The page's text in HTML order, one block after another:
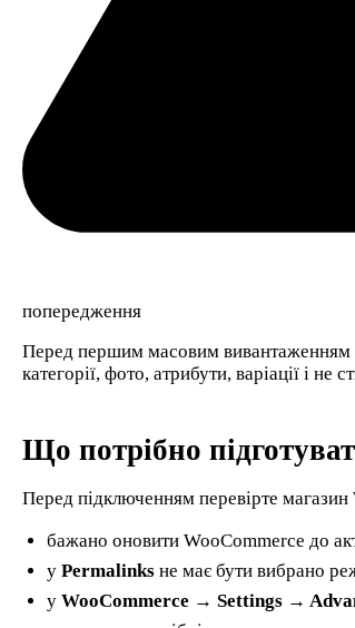
попередження
Перед першим масовим вивантаженням
категорії, фото, атрибути, варіації і не
Що потрібно
Перед підключенням перевірте
бажано оновити WooCommerce до
у Permalinksне має бути вибрано
у WooCommerce → Settings →